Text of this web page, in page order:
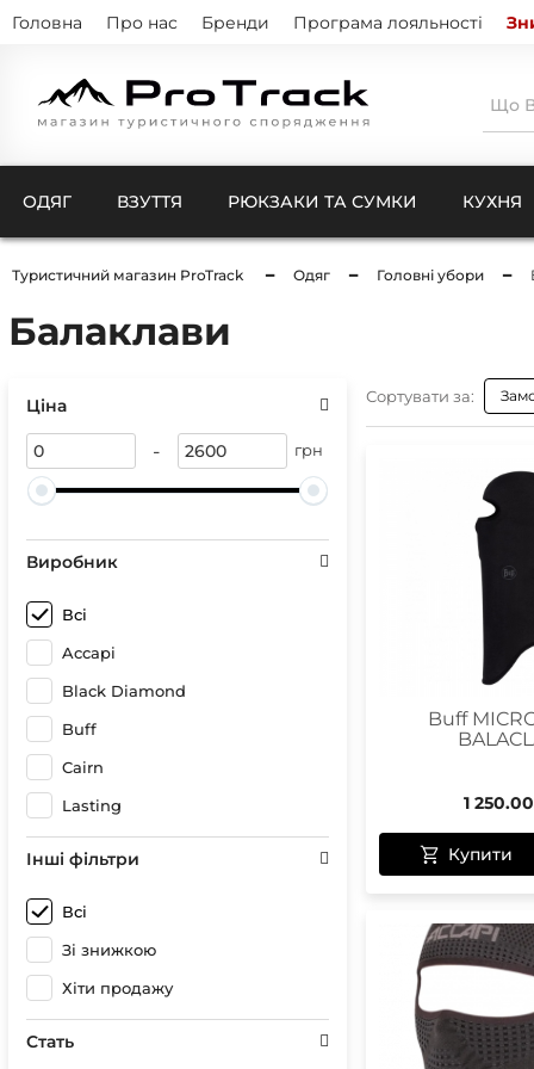
Головна Про нас Бренди Програма лояльності
ОДЯГ ВЗУТТЯ РЮКЗАКИ ТА СУМКИ
Чохли
Чохли
Чохли
Чохли
КУХНЯ
Тенти
Спреї
Чохли
Бафи
Бігові
Чохли
Туристичний магазин ProTrack Одяг Головні убори
Балаклави
Ціна
- грн
Виробник
Всі
Accapi
Black Diamond
Buff
Cairn
Lasting
Інші фільтри
Всі
Зі знижкою
Хіти продажу
Стать
Сортувати за:
Buff
1 250.00
Купити